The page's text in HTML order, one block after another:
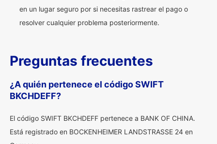
en un lugar seguro por si necesitas rastrear el pago o
resolver cualquier problema posteriormente.
Preguntas frecuentes
¿A quién pertenece el código SWIFT
BKCHDEFF?
El código SWIFT BKCHDEFF pertenece a BANK OF CHINA.
Está registrado en BOCKENHEIMER LANDSTRASSE 24 en